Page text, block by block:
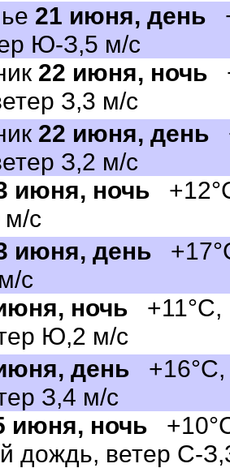
21 июня, день
Ю-З,5 м/с
22 июня, ночь
З,3 м/с
22 июня, день
З,2 м/с
июня, ночь
с
июня, день
с
ночь +11°C,
Ю,2 м/с
день
З,4 м/с
июня, ночь
дождь, ветер С-